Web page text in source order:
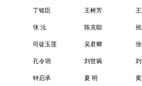
丁铭臣 王树芳
张 沅 陈克聪
司徒玉莲 吴君卿
孔令诩 刘世琬
钟启承 夏 明